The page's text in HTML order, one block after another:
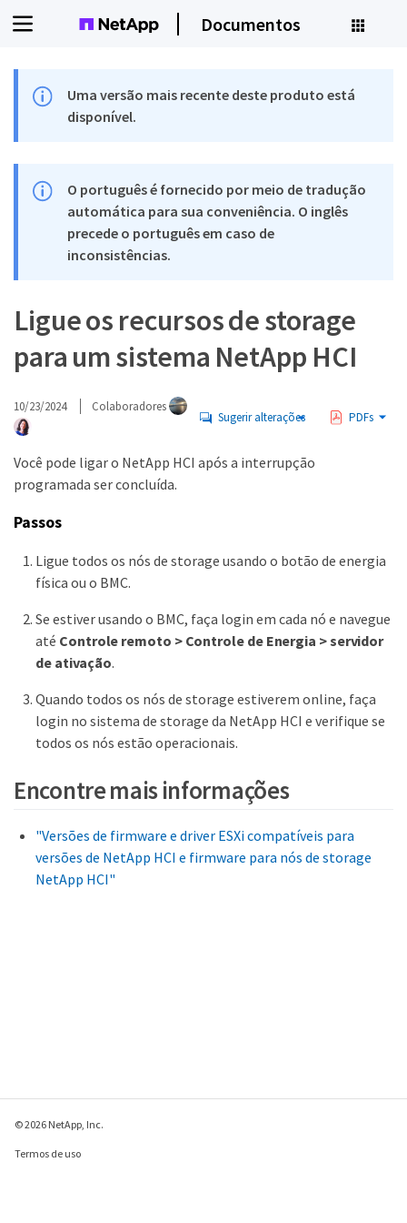
Documentos
Uma versão mais recente deste produto está
disponível.
O português é fornecido por meio de tradução
automática para sua conveniência. O inglês
precede o português em caso de
inconsistências.
Ligue os recursos de storage
para um sistema NetApp HCI
10/23/2024 Colaboradores
Sugerir alterações PDFs
Você pode ligar o NetApp HCI após a interrupção
programada ser concluída.
Passos
Ligue todos os nós de storage usando o botão de energia
física ou o BMC.
Se estiver usando o BMC, faça login em cada nó e navegue
até Controle remoto > Controle de Energia > servidor
de ativação.
Quando todos os nós de storage estiverem online, faça
login no sistema de storage da NetApp HCI e verifique se
todos os nós estão operacionais.
Encontre mais informações
"Versões de firmware e driver ESXi compatíveis para
versões de NetApp HCI e firmware para nós de storage
NetApp HCI"
© 2026 NetApp, Inc.
Termos de uso